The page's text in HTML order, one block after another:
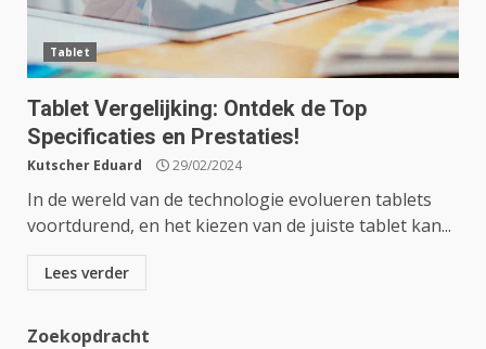
Tablet
Tablet Vergelijking: Ontdek de Top
Specificaties en Prestaties!
Kutscher Eduard 29/02/2024
In de wereld van de technologie evolueren tablets
voortdurend, en het kiezen van de juiste tablet kan...
Lees verder
Zoekopdracht